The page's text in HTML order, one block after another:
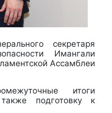
секретаря
Имангали
Ассамблеи
итоги
подготовку к